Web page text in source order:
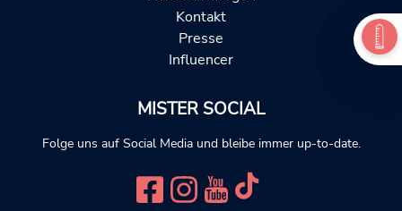
Kontakt
Presse
Influencer
MISTER SOCIAL
Folge uns auf Social Media und bleibe immer up-to-date.